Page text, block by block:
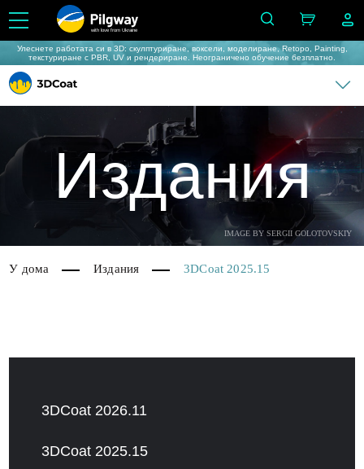
with love from Ukraine
Улеснете работата си в 3D: скулптуриране, воксели, моделиране, Retopo, Painting,
текстуриране с PBR, UV и рендериране. Неограничено обучение безплатно.
IMAGE BY SERGII GOLOTOVSKIY
Издания
У дома Издания 3DCoat 2025.15
3DCoat 2026.11
3DCoat 2025.15